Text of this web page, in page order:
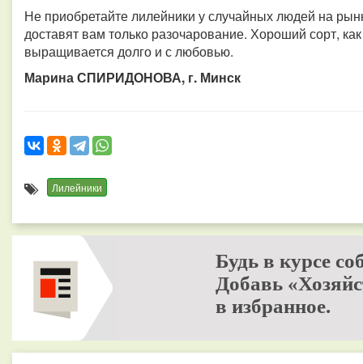
Не приобретайте лилейники у случайных людей на
доставят вам только разочарование. Хороший сорт,
выращивается долго и с любовью.
Марина СПИРИДОНОВА, г. Минск
Лилейники
Будь в курсе
Добавь
в избранное.